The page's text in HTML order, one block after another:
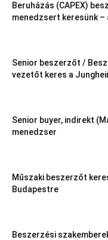
Beruházás (CAPEX)
menedzsert keresünk –
Senior beszerzőt /
vezetőt keres a
Senior buyer, indirekt
menedzser
Műszaki beszerzőt
Budapestre
Beszerzési